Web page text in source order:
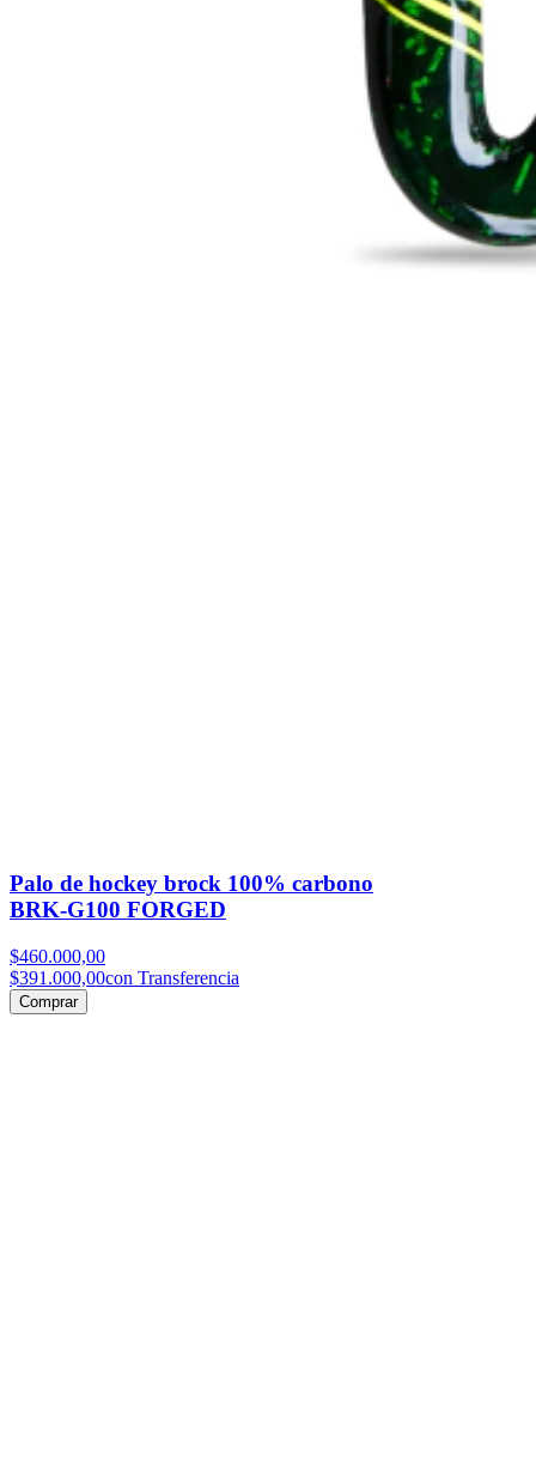
Palo de hockey brock 100% carbono
BRK-G100 FORGED
$460.000,00
$391.000,00con Transferencia
Comprar